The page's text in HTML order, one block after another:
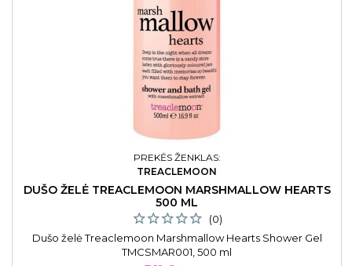
PREKĖS ŽENKLAS:
TREACLEMOON
DUŠO ŽELĖ TREACLEMOON MARSHMALLOW HEARTS
500 ML
(0)
Dušo želė Treaclemoon Marshmallow Hearts Shower Gel
TMCSMAR001, 500 ml